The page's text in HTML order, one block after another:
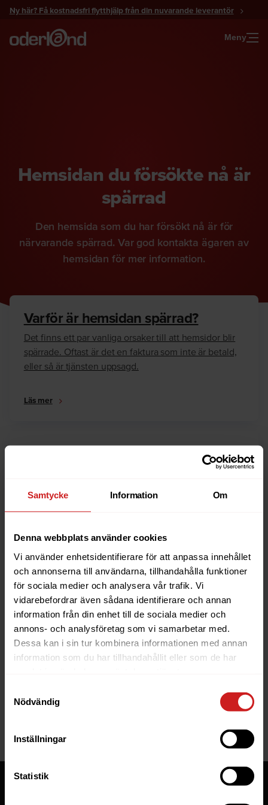
Samtycke Information Om
Denna webbplats använder cookies
Vi använder enhetsidentifierare för att anpassa innehållet
och annonserna till användarna, tillhandahålla funktioner
för sociala medier och analysera vår trafik. Vi
vidarebefordrar även sådana identifierare och annan
information från din enhet till de sociala medier och
annons- och analysföretag som vi samarbetar med.
Dessa kan i sin tur kombinera informationen med annan
information som du har tillhandahållit eller som de har
Nödvändig
Inställningar
Statistik
Gå
innehåll
Ny här? Få kostnadsfri flytthjälp från din nuvarande leverantör
Meny
Hemsidan du försökte nå är
spärrad
Den hemsida som du har försökt nå är för
närvarande spärrad. Var god kontakta ägaren av
hemsidan för mer information.
Varför är hemsidan spärrad?
Det finns ett par vanliga orsaker till att hemsidor blir
spärrade. Oftast är det en faktura som inte är betald,
eller så är tjänsten uppsagd.
Läs mer
Är du ägare till hemsidan eller domännamnet så har
anledningarna till varför en hemsida är spärrad.
Läs mer
The website you were trying to
reach has been suspended
If you are the owner of this website or domain please
read
website to be suspended.